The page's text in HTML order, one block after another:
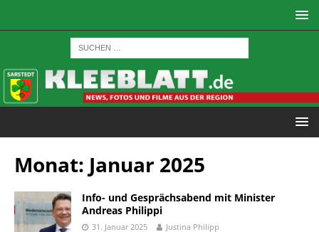
Monat: Januar 2025
Info- und Gesprächsabend mit Minister
Andreas Philippi
31. Januar 2025 Justina Philipp